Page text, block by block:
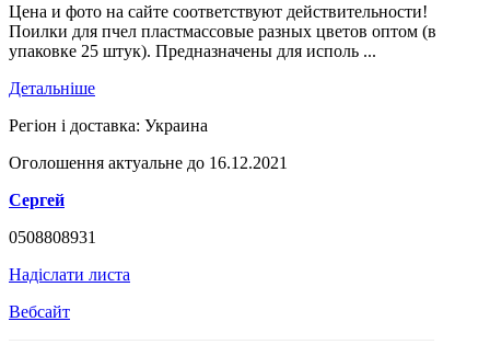
Цена и фото на сайте соответствуют действительности!
Поилки для пчел пластмассовые разных цветов оптом (в
упаковке 25 штук). Предназначены для исполь ...
Детальніше
Регіон і доставка: Украина
Оголошення актуальне до 16.12.2021
Сергей
0508808931
Надіслати листа
Вебсайт